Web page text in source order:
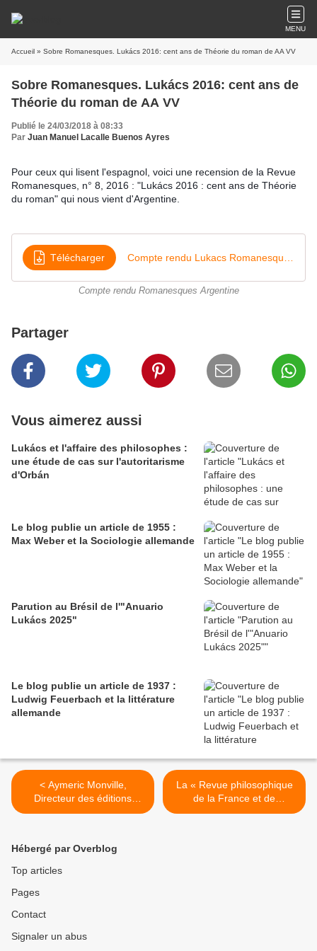
MENU
Accueil » Sobre Romanesques. Lukács 2016: cent ans de Théorie du roman de AA VV
Sobre Romanesques. Lukács 2016: cent ans de
Théorie du roman de AA VV
Publié le 24/03/2018 à 08:33
Par Juan Manuel Lacalle Buenos Ayres
Pour ceux qui lisent l'espagnol, voici une recension de la Revue
Romanesques, n° 8, 2016 : "Lukács 2016 : cent ans de Théorie
du roman" qui nous vient d'Argentine.
Télécharger
Compte rendu Romanesques Argentine
Partager
Vous aimerez aussi
Lukács et l'affaire des philosophes :
une étude de cas sur l'autoritarisme
d'Orbán
Le blog publie un article de 1955 :
Max Weber et la Sociologie allemande
Parution au Brésil de l'"Anuario
Lukács 2025"
Le blog publie un article de 1937 :
Ludwig Feuerbach et la littérature
allemande
< Aymeric Monville,
Directeur des éditions
Delga, parle de "La
La « Revue philosophique
de la France et de
l'étranger » 2018/1 Tome
Hébergé par Overblog
Top articles
Pages
Contact
Signaler un abus